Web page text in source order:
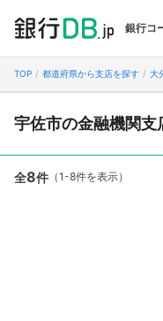
銀行コ
TOP 都道府県から支店を探す 大
宇佐市の金融機関支
全8件 （1-8件を表示）